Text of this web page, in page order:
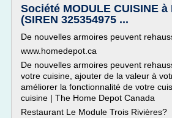
Société MODULE CUISINE à
(SIREN 325354975 ...
De nouvelles armoires peuvent
www.homedepot.ca
De nouvelles armoires peuvent
votre cuisine, ajouter de la valeur à
améliorer la fonctionnalité de votre
cuisine | The Home Depot Canada
Restaurant Le Module Trois Rivières?